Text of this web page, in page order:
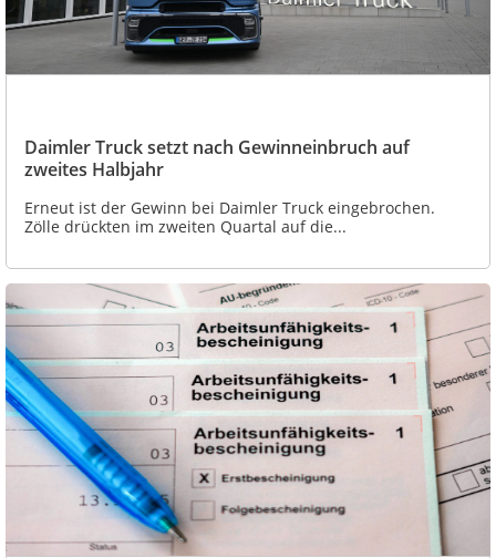
Daimler Truck setzt nach Gewinneinbruch auf
zweites Halbjahr
Erneut ist der Gewinn bei Daimler Truck eingebrochen.
Zölle drückten im zweiten Quartal auf die...